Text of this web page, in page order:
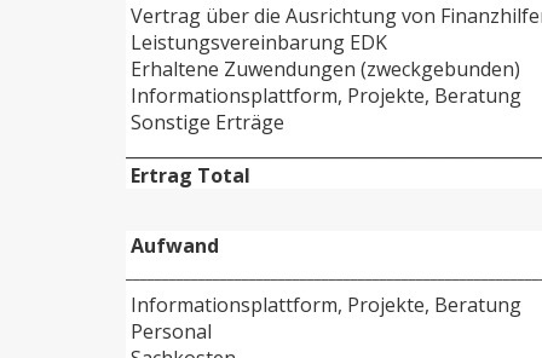
Vertrag über die Ausrichtung von
Leistungsvereinbarung EDK
Erhaltene Zuwendungen (zweckgebunden)
Informationsplattform, Projekte,
Sonstige Erträge
Ertrag Total
Aufwand
Informationsplattform, Projekte,
Personal